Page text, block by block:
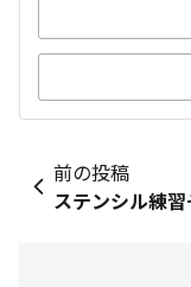
前の投稿
ステンシル練